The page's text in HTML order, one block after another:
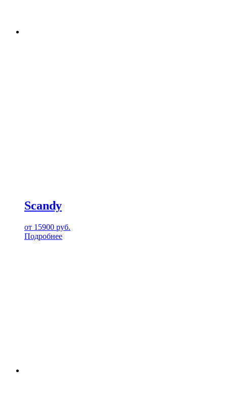
Scandy
от 15900 руб.
Подробнее